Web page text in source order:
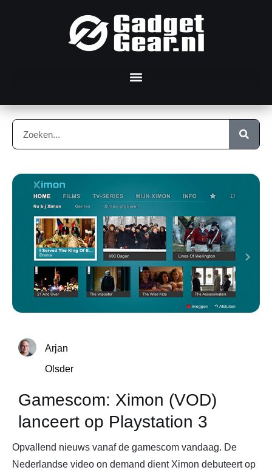
Arjan
Olsder
Gamescom: Ximon (VOD)
lanceert op Playstation 3
Opvallend nieuws vanaf de gamescom vandaag. De
Nederlandse video on demand dient Ximon debuteert op